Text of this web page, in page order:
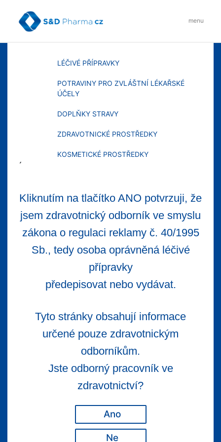
content
menu
MENU
LÉČIVÉ PŘÍPRAVKY
POTRAVINY PRO ZVLÁŠTNÍ LÉKAŘSKÉ
ÚČELY
DOPLŇKY STRAVY
ZDRAVOTNICKÉ PROSTŘEDKY
KOSMETICKÉ PROSTŘEDKY
´
Kliknutím na tlačítko ANO potvrzuji, že
jsem zdravotnický odborník ve smyslu
zákona o regulaci reklamy č. 40/1995
Sb., tedy osoba oprávněná léčivé
přípravky
předepisovat nebo vydávat.
Tyto stránky obsahují informace
určené pouze zdravotnickým
odborníkům.
Jste odborný pracovník ve
zdravotnictví?
Ano
Ne